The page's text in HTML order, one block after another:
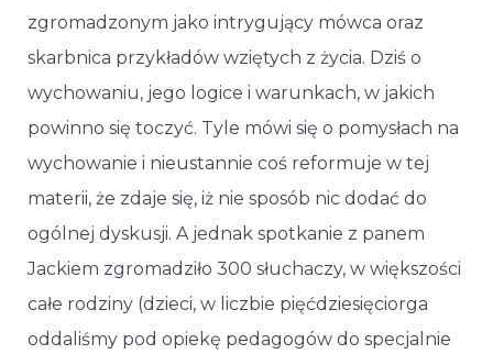
zgromadzonym jako intrygujący mówca oraz
skarbnica przykładów wziętych z życia. Dziś o
wychowaniu, jego logice i warunkach, w jakich
powinno się toczyć. Tyle mówi się o pomysłach na
wychowanie i nieustannie coś reformuje w tej
materii, że zdaje się, iż nie sposób nic dodać do
ogólnej dyskusji. A jednak spotkanie z panem
Jackiem zgromadziło 300 słuchaczy, w większości
całe rodziny (dzieci, w liczbie pięćdziesięciorga
oddaliśmy pod opiekę pedagogów do specjalnie